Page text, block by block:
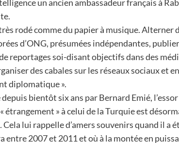
un ancien ambassadeur français à
rodé comme du papier à musique. Alterner
d’ONG, présumées indépendantes,
reportages soi-disant objectifs dans des
des cabales sur les réseaux sociaux et
diplomatique ».
bientôt six ans par Bernard Emié,
étrangement » à celui de la Turquie est
lui rappelle d’amers souvenirs quand il a
entre 2007 et 2011 et où à la montée en